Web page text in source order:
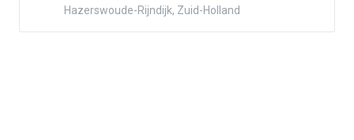
Hazerswoude-Rijndijk, Zuid-Holland